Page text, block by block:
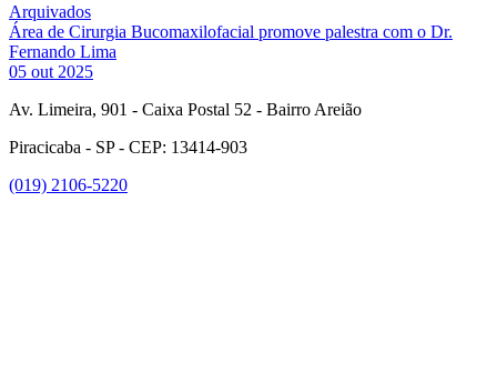
Arquivados
Área de Cirurgia Bucomaxilofacial promove palestra com o Dr.
Fernando Lima
05 out 2025
Av. Limeira, 901 - Caixa Postal 52 - Bairro Areião
Piracicaba - SP - CEP: 13414-903
(019) 2106-5220